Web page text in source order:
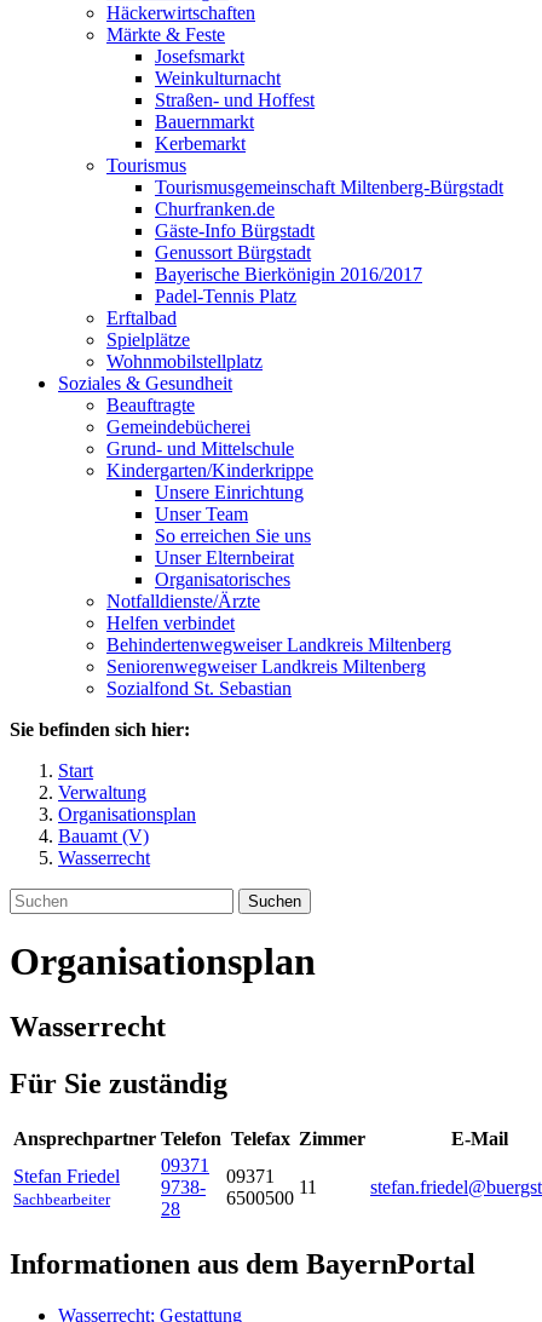
Häckerwirtschaften
Märkte & Feste
Josefsmarkt
Weinkulturnacht
Straßen- und Hoffest
Bauernmarkt
Kerbemarkt
Tourismus
Tourismusgemeinschaft Miltenberg-Bürgstadt
Churfranken.de
Gäste-Info Bürgstadt
Genussort Bürgstadt
Bayerische Bierkönigin 2016/2017
Padel-Tennis Platz
Erftalbad
Spielplätze
Wohnmobilstellplatz
Soziales & Gesundheit
Beauftragte
Gemeindebücherei
Grund- und Mittelschule
Kindergarten/Kinderkrippe
Unsere Einrichtung
Unser Team
So erreichen Sie uns
Unser Elternbeirat
Organisatorisches
Notfalldienste/Ärzte
Helfen verbindet
Behindertenwegweiser Landkreis Miltenberg
Seniorenwegweiser Landkreis Miltenberg
Sozialfond St. Sebastian
Sie befinden sich hier:
Start
Verwaltung
Organisationsplan
Bauamt (V)
Wasserrecht
Suchen
Organisationsplan
Wasserrecht
Für Sie zuständig
Ansprechpartner Telefon Telefax Zimmer
E-Mail
Stefan Friedel
Sachbearbeiter
09371
9738-
28
09371
6500500
11
Informationen aus dem BayernPortal
Wasserrecht; Gestattung